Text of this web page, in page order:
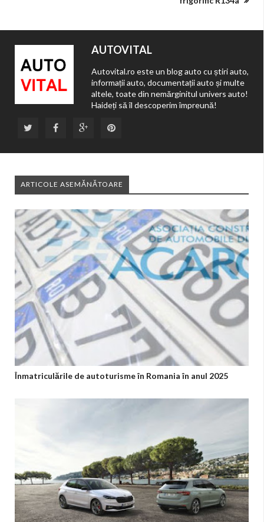
AUTOVITAL
Autovital.ro este un blog auto cu știri auto,
informații auto, documentații auto și multe
altele, toate din nemărginitul univers auto!
Haideți să îl descoperim împreună!
ARTICOLE ASEMĂNĂTOARE
Înmatriculările de autoturisme în Romania în anul 2025